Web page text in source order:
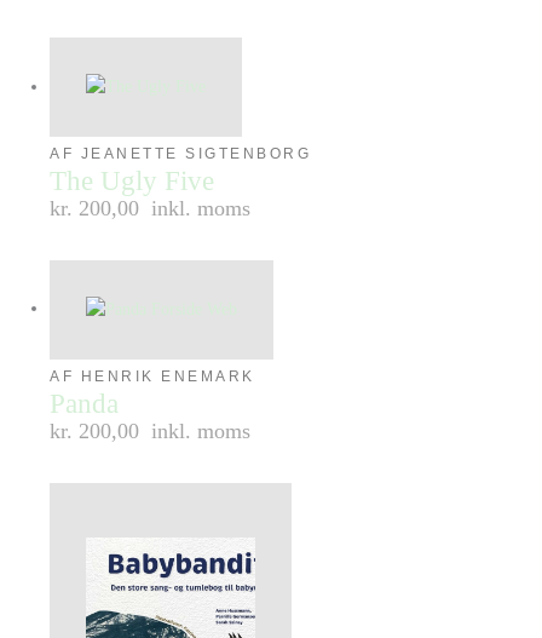
AF JEANETTE SIGTENBORG
The Ugly Five
kr. 200,00 inkl. moms
AF HENRIK ENEMARK
Panda
kr. 200,00 inkl. moms